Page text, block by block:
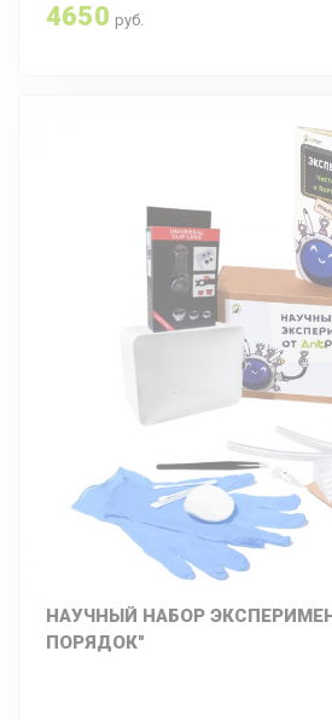
4650 руб.
НАУЧНЫЙ НАБОР
ПОРЯДОК"